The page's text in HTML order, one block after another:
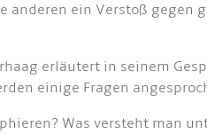
anderen ein Verstoß
erläutert in seinem
einige Fragen
Was versteht man